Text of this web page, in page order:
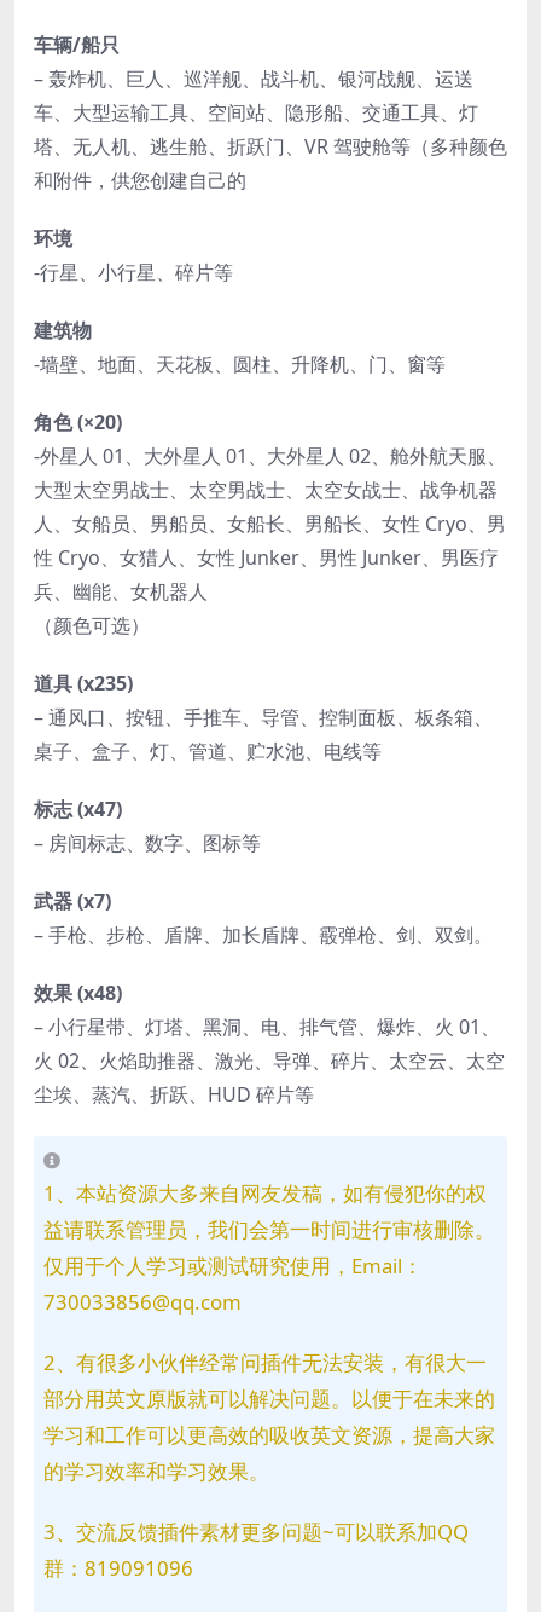
车辆/船只
– 轰炸机、巨人、巡洋舰、战斗机、银河战舰、运送
车、大型运输工具、空间站、隐形船、交通工具、灯
塔、无人机、逃生舱、折跃门、VR 驾驶舱等（多种颜色
和附件，供您创建自己的
环境
-行星、小行星、碎片等
建筑物
-墙壁、地面、天花板、圆柱、升降机、门、窗等
角色 (×20)
-外星人 01、大外星人 01、大外星人 02、舱外航天服、
大型太空男战士、太空男战士、太空女战士、战争机器
人、女船员、男船员、女船长、男船长、女性 Cryo、男
性 Cryo、女猎人、女性 Junker、男性 Junker、男医疗
兵、幽能、女机器人
（颜色可选）
道具 (x235)​​​
– 通风口、按钮、手推车、导管、控制面板、板条箱、
桌子、盒子、灯、管道、贮水池、电线等
标志 (x47)​​​
– 房间标志、数字、图标等
武器 (x7)​​​
– 手枪、步枪、盾牌、加长盾牌、霰弹枪、剑、双剑。
效果 (x48)
– 小行星带、灯塔、黑洞、电、排气管、爆炸、火 01、
火 02、火焰助推器、激光、导弹、碎片、太空云、太空
尘埃、蒸汽、折跃、HUD 碎片等
1、本站资源大多来自网友发稿，如有侵犯你的权
益请联系管理员，我们会第一时间进行审核删除。
仅用于个人学习或测试研究使用，Email：
730033856@qq.com
2、有很多小伙伴经常问插件无法安装，有很大一
部分用英文原版就可以解决问题。以便于在未来的
学习和工作可以更高效的吸收英文资源，提高大家
的学习效率和学习效果。
3、交流反馈插件素材更多问题~可以联系加QQ
群：819091096